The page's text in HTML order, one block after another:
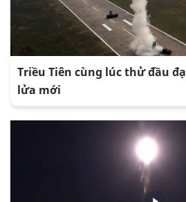
Triều Tiên cùng lúc thử đầu
lửa mới